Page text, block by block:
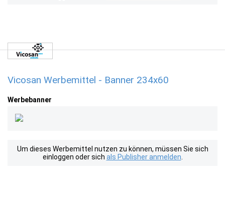
Vicosan Werbemittel - Banner 234x60
Werbebanner
Um dieses Werbemittel nutzen zu können, müssen Sie sich
einloggen oder sich als Publisher anmelden